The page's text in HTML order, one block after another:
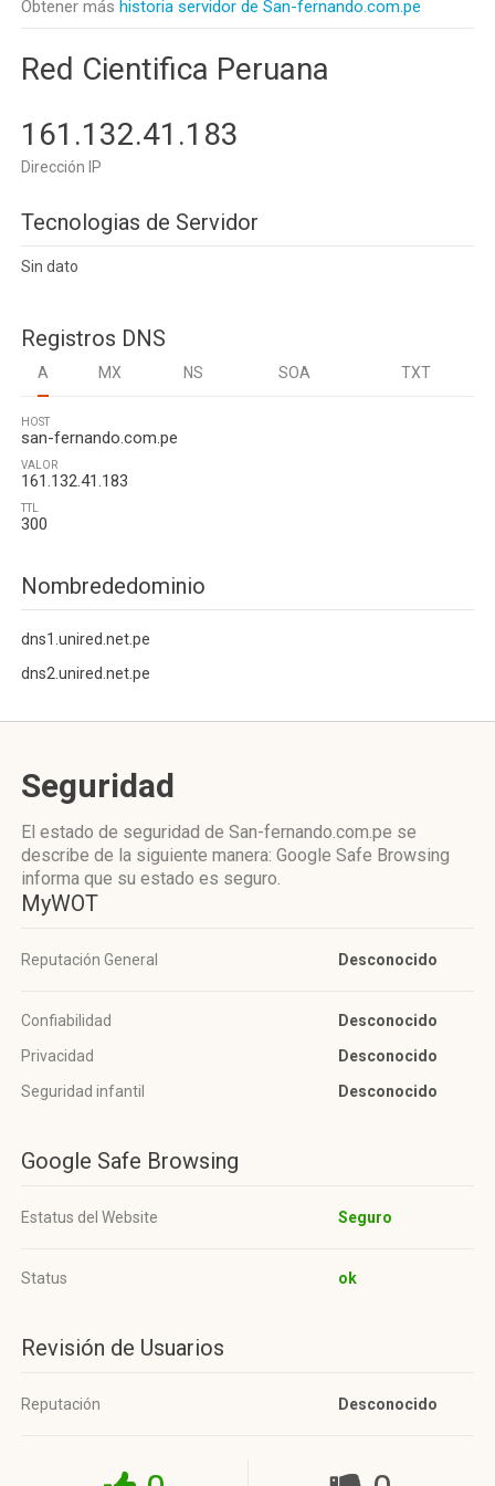
Obtener más historia servidor de San-fernando.com.pe
Red Cientifica Peruana
161.132.41.183
Dirección IP
Tecnologias de Servidor
Sin dato
Registros DNS
A MX NS SOA TXT
HOST
san-fernando.com.pe
VALOR
161.132.41.183
TTL
300
Nombrededominio
dns1.unired.net.pe
dns2.unired.net.pe
Seguridad
El estado de seguridad de San-fernando.com.pe se
describe de la siguiente manera: Google Safe Browsing
informa que su estado es seguro.
MyWOT
Reputación General Desconocido
Confiabilidad
Desconocido
Privacidad
Desconocido
Seguridad infantil
Desconocido
Google Safe Browsing
Estatus del Website Seguro
Status ok
Revisión de Usuarios
Reputación Desconocido